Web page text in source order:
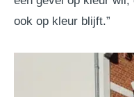
ook op kleur blijft.”